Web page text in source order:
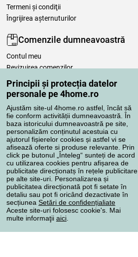
Principii și protecția datelor
personale pe 4home.ro
Ajustăm site-ul 4home.ro astfel, încât să
fie conform activității dumneavoastră. În
baza istoricului dumneavoastră pe site,
personalizăm conținutul acestuia cu
ajutorul fișierelor cookies și astfel vi se
afisează oferte si produse relevante. Prin
click pe butonul „Înteleg“ sunteți de acord
cu utilizarea cookies pentru afișarea de
publicitate direcționatș în rețele publicitare
pe alte site-uri. Personalizarea și
publicitatea direcționată pot fi setate în
detaliu sau pot fi oricând dezactivate în
secțiunea Setări de confidențialiate
Aceste site-uri folosesc cookie's. Mai
multe informaţii aici
Termeni şi condiţii
Îngrijirea așternuturilor
Comenzile dumneavoastră
Contul meu
Revizuirea comenzilor
Reclamaţii
Retragere de la contract
Regulile de procesare a recenziilor
Metode de transport
Metode de plată
Magazin de încredere